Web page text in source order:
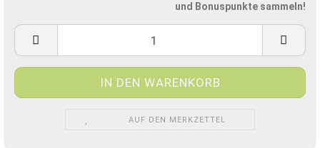
und Bonuspunkte sammeln!
AUF DEN MERKZETTEL